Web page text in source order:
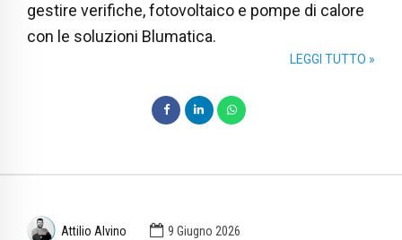
gestire verifiche, fotovoltaico e pompe di calore
con le soluzioni Blumatica.
LEGGI TUTTO »
Attilio Alvino 9 Giugno 2026